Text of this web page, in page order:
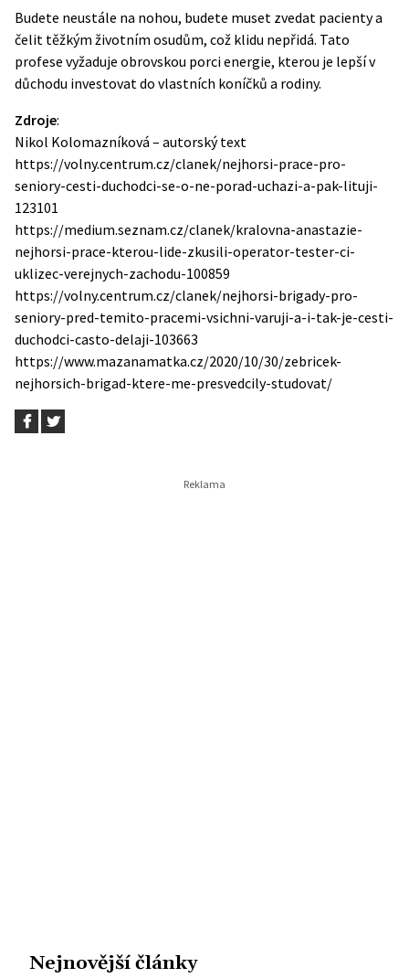
Budete neustále na nohou, budete muset zvedat pacienty a
čelit těžkým životním osudům, což klidu nepřidá. Tato
profese vyžaduje obrovskou porci energie, kterou je lepší v
důchodu investovat do vlastních koníčků a rodiny.
Zdroje:
Nikol Kolomazníková – autorský text
https://volny.centrum.cz/clanek/nejhorsi-prace-pro-
seniory-cesti-duchodci-se-o-ne-porad-uchazi-a-pak-lituji-
123101
https://medium.seznam.cz/clanek/kralovna-anastazie-
nejhorsi-prace-kterou-lide-zkusili-operator-tester-ci-
uklizec-verejnych-zachodu-100859
https://volny.centrum.cz/clanek/nejhorsi-brigady-pro-
seniory-pred-temito-pracemi-vsichni-varuji-a-i-tak-je-cesti-
duchodci-casto-delaji-103663
https://www.mazanamatka.cz/2020/10/30/zebricek-
nejhorsich-brigad-ktere-me-presvedcily-studovat/
Nejnovější články